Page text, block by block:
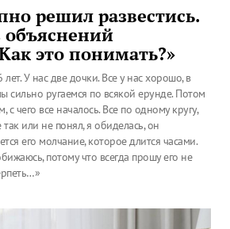
решил развестись.
это понимать?»
У нас две дочки. Все у нас хорошо, в
сильно ругаемся по всякой ерунде. Потом
чего все началось. Все по одному кругу,
так или не понял, я обиделась, он
его молчание, которое длится часами.
потому что всегда прошу его не